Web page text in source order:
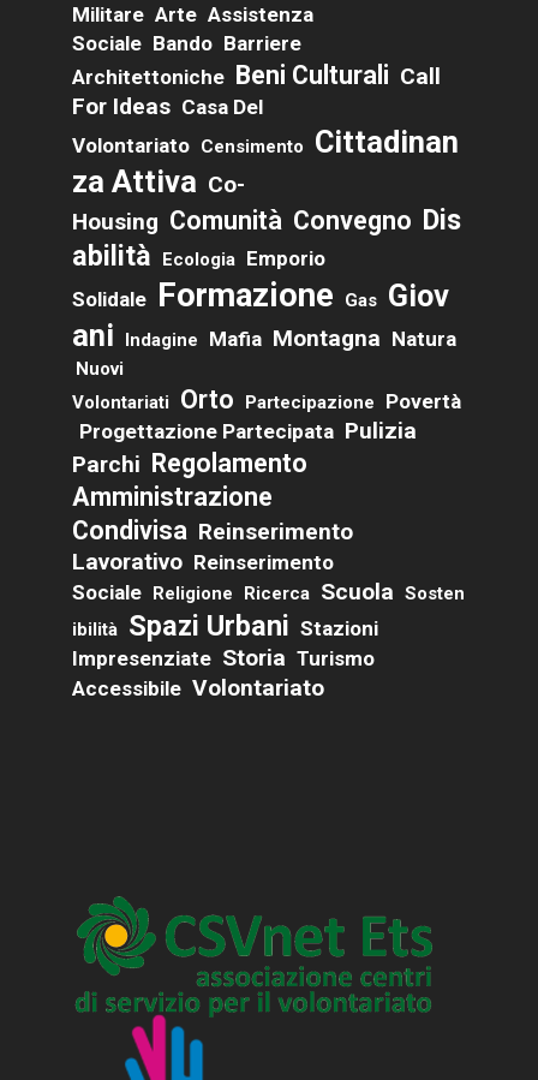
Militare Arte Assistenza
Sociale Bando Barriere
Architettoniche Beni Culturali Call
For Ideas Casa Del
Volontariato Censimento
Cittadinan
Za Attiva Co-
Housing Comunità Convegno Dis
Abilità
Ecologia Emporio
Solidale Formazione Gas Giov
Ani
Indagine Mafia Montagna Natura
Nuovi
Volontariati Orto Partecipazione
Povertà
Progettazione Partecipata Pulizia
Parchi Regolamento
Amministrazione
Condivisa Reinserimento
Lavorativo Reinserimento
Sociale Religione Ricerca Scuola Sosten
Ibilità Spazi Urbani Stazioni
Impresenziate Storia Turismo
Accessibile Volontariato